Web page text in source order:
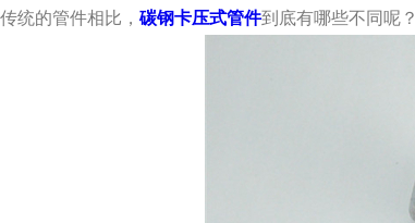
统的管件相比， 碳钢卡压式管件到底有哪些不同呢？